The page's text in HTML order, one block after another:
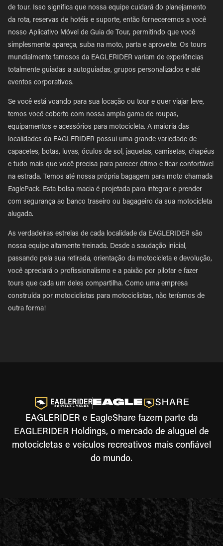
de tour. Isso significa que nossa equipe cuidará do planejamento
da rota, reservas de hotéis e suporte, então forneceremos a você
nosso Aplicativo Móvel de Guia de Tour, permitindo que você
simplesmente apareça, suba na moto, parta e aproveite. Os tours
mundialmente famosos da EAGLERIDER variam de experiências
totalmente guiadas a autoguiadas, grupos personalizados e até
eventos corporativos.
Se você está voando para sua locação ou tour e quer viajar leve,
temos você coberto com nossa ampla gama de roupas,
equipamentos e acessórios para motocicleta. A maioria das
localidades da EAGLERIDER possui uma grande variedade de
capacetes, botas, luvas, óculos de sol, jaquetas, camisetas, chapéus
e tudo mais que você precisa para parecer ótimo e ficar confortável
na estrada. Temos até nossa própria bagagem para moto chamada
EaglePack. Esta bolsa macia é projetada para integrar e prender
com segurança ao banco traseiro ou bagageiro da sua motocicleta
alugada.
As verdadeiras estrelas de cada localidade da EAGLERIDER são
nossa equipe altamente treinada. Desde a saudação inicial,
passando pela sua retirada, orientação da motocicleta e devolução,
você apreciará o profissionalismo e a paixão por pilotar e fazer
tours que cada um deles compartilha. Como uma empresa
construída por motociclistas para motociclistas, não teríamos de
outra forma!
EAGLERIDER e EagleShare fazem parte da
EAGLERIDER Holdings, o mercado de aluguel de
motocicletas e veículos recreativos mais confiável
do mundo.